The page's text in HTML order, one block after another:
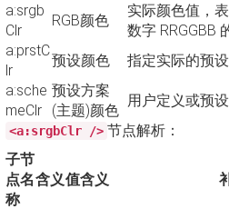
a:srgb
Clr
RGB颜色
实际颜色值，
数字 RRGGBB
a:prstC
lr
预设颜色 指定实际的预
a:sche
meClr
预设方案
(主题)颜色
用户定义或预
<a:srgbClr /> 节点解析：
子节
点名
称
含义值含义